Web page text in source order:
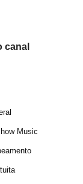
canal
Music